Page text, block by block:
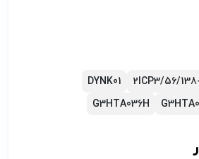
2ICP3/56/
DYNK01
G3HTA036H